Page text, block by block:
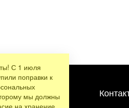
С 1 июля
поправки к
мы должны
на хранение